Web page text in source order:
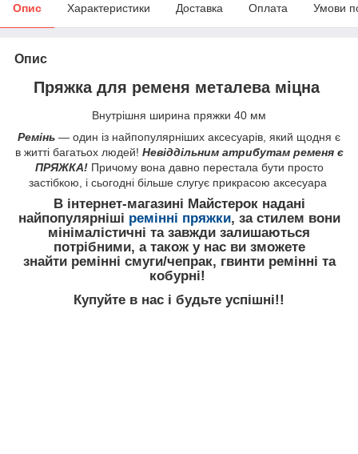
Опис Характеристики Доставка Оплата Умови
Опис
Пряжка для ременя металева міцна
Внутрішня ширина пряжки 40 мм
Ремінь — один із найпопулярніших аксесуарів, який щодня є
в житті багатьох людей! Невіддільним атрибутам ременя є
ПРЯЖКА! Причому вона давно перестала бути просто
застібкою, і сьогодні більше слугує прикрасою аксесуара
В інтернет-магазині Майстерок надані
найпопулярніші ремінні пряжки, за стилем вони
мінімалістичні та завжди залишаються
потрібними, а також у нас ви зможете
знайти ремінні смуги/чепрак, гвинти ремінні та
кобурні!
Купуйте в нас і будьте успішні!!